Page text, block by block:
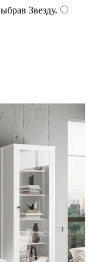
Звезду.